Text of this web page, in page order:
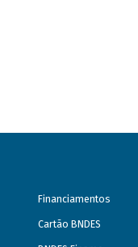
Financiamentos
Cartão BNDES